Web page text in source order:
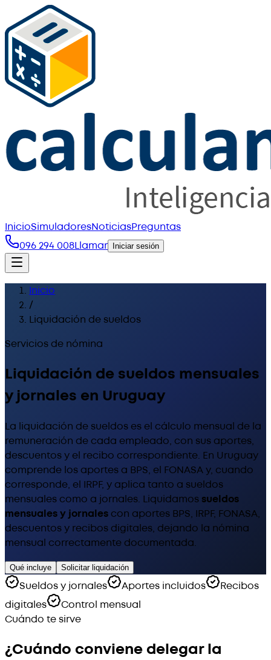
InicioSimuladoresNoticiasPreguntas
096 294 008Llamar Iniciar sesión
Inicio
/
Liquidación de sueldos
Servicios de nómina
Liquidación de sueldos mensuales
y jornales en Uruguay
La liquidación de sueldos es el cálculo mensual de la
remuneración de cada empleado, con sus aportes,
descuentos y el recibo correspondiente. En Uruguay
comprende los aportes a BPS, el FONASA y, cuando
corresponde, el IRPF, y aplica tanto a sueldos
mensuales como a jornales. Liquidamossueldos
mensuales y jornales con aportes BPS, IRPF, FONASA,
descuentos y recibos digitales, dejando la nómina
mensual correctamente documentada.
Qué incluye Solicitar liquidación
Sueldos y jornales Aportes incluidos
Recibos
digitales
Control mensual
Cuándo te sirve
¿Cuándo conviene delegar la